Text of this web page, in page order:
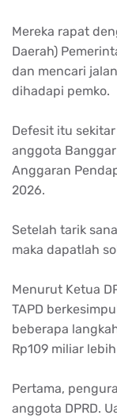
Mereka rapat
Daerah)
dan mencari jalan
dihadapi pemko.
Defesit itu sekitar
anggota Banggar
Anggaran
2026.
Setelah tarik sana
maka dapatlah
Menurut Ketua
TAPD
beberapa
Rp109 miliar lebih
Pertama,
anggota DPRD.